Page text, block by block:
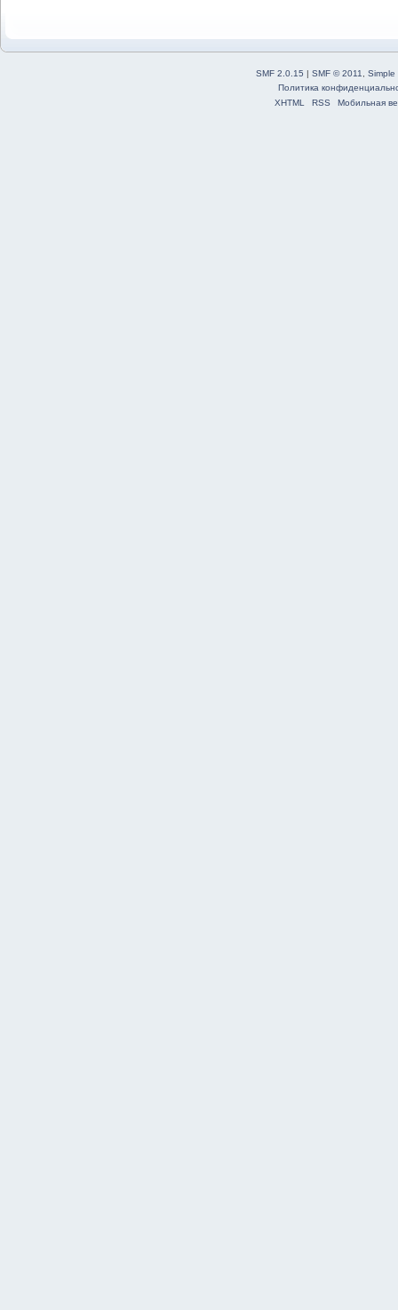
SMF 2.0.15 | SMF © 2011, Simple
Политика
XHTML
RSS Мобильная